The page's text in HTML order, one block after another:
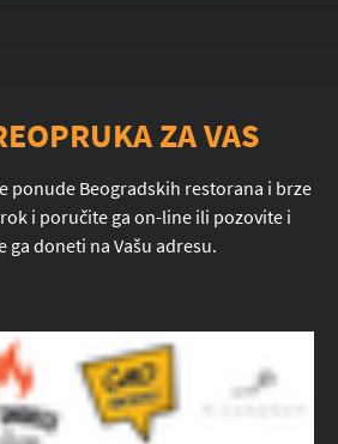
ZA VAS
ponude Beogradskih restorana i brze
i poručite ga on-line ili pozovite i
ga doneti na Vašu adresu.